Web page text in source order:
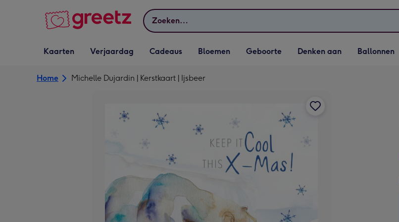
Zoeken
Vervolgkeuzelijst
Kaarten openen
Kaarten
Vervolgkeuzelijst
Verjaardag openen
Verjaardag
Vervolgkeuzelijst
Cadeaus openen
Cadeaus
Vervolgkeuzelijst
Bloemen openen
Bloemen
Vervolgkeuzelijst
Geboorte openen
Geboorte
Vervolgkeuzelijst
Denken aan openen
Denken aan
Vervolgkeuzelijst
Ballonnen openen
Ballonnen
Home Michelle Dujardin | Kerstkaart | Ijsbeer